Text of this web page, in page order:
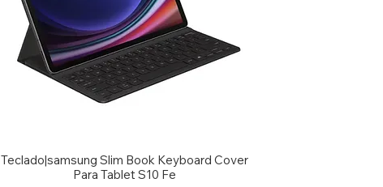
Teclado|samsung Slim Book Keyboard Cover
Para Tablet S10 Fe